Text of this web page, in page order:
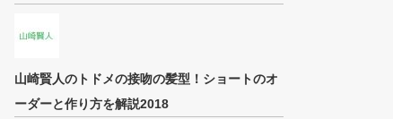
山崎賢人のトドメの接吻の髪型！ショートのオ
ーダーと作り方を解説2018